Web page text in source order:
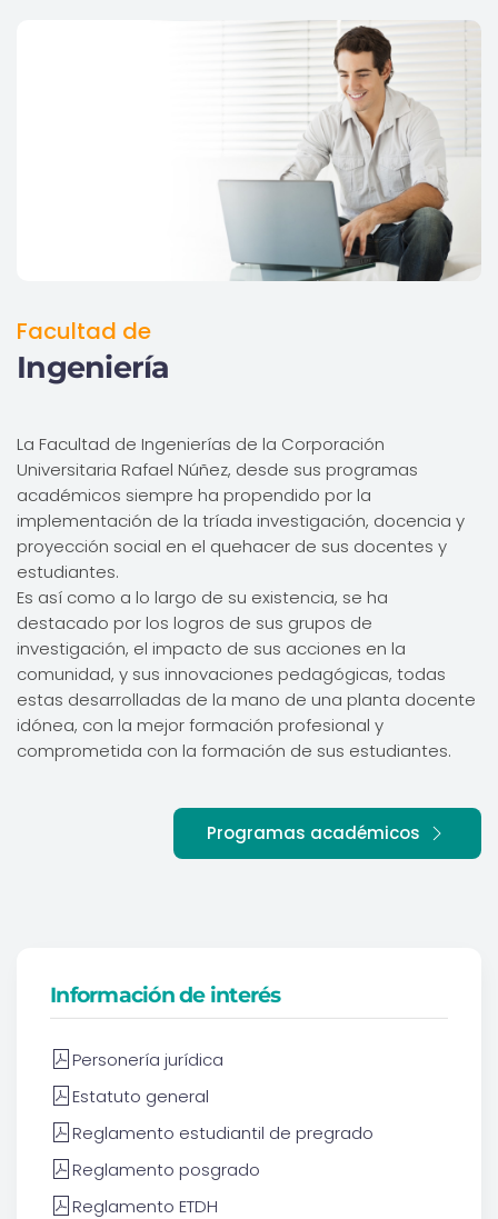
Facultad de
Ingeniería
La Facultad de Ingenierías de la Corporación
Universitaria Rafael Núñez, desde sus programas
académicos siempre ha propendido por la
implementación de la tríada investigación, docencia y
proyección social en el quehacer de sus docentes y
estudiantes.
Es así como a lo largo de su existencia, se ha
destacado por los logros de sus grupos de
investigación, el impacto de sus acciones en la
comunidad, y sus innovaciones pedagógicas, todas
estas desarrolladas de la mano de una planta docente
idónea, con la mejor formación profesional y
comprometida con la formación de sus estudiantes.
Programas académicos
Información de interés
Personería jurídica
Estatuto general
Reglamento estudiantil de pregrado
Reglamento posgrado
Reglamento ETDH